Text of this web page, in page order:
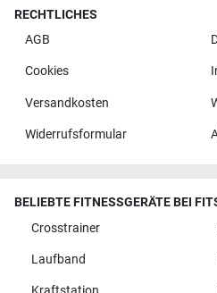
RECHTLICHES
AGB
Cookies
Versandkosten
Widerrufsformular
BELIEBTE FITNESSGERÄTE BEI
Crosstrainer
Laufband